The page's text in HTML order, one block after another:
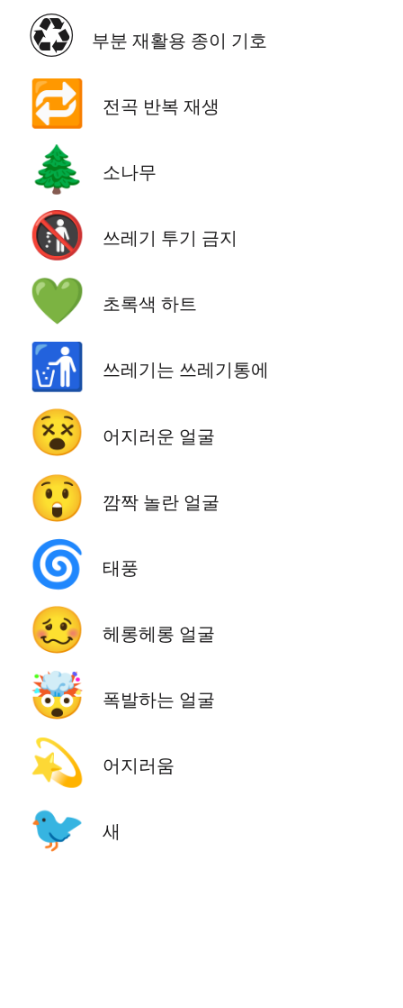
♽ 부분 재활용 종이 기호
🔁 전곡 반복 재생
🌲 소나무
🚯 쓰레기 투기 금지
💚 초록색 하트
🚮 쓰레기는 쓰레기통에
😵 어지러운 얼굴
😲 깜짝 놀란 얼굴
🌀 태풍
🥴 헤롱헤롱 얼굴
🤯 폭발하는 얼굴
💫 어지러움
🐦 새